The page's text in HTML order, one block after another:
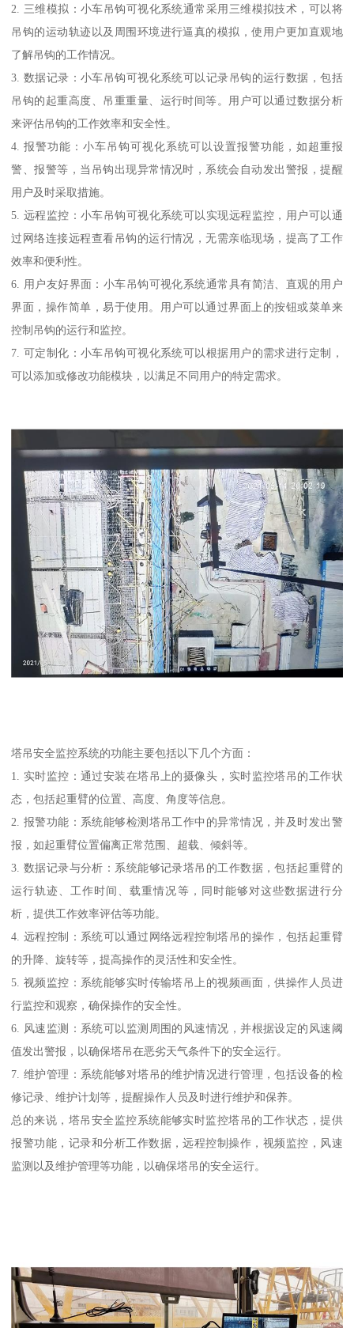
2. 三维模拟：小车吊钩可视化系统通常采用三维模拟技术，可以将
吊钩的运动轨迹以及周围环境进行逼真的模拟，使用户更加直观地
了解吊钩的工作情况。
3. 数据记录：小车吊钩可视化系统可以记录吊钩的运行数据，包括
吊钩的起重高度、吊重重量、运行时间等。用户可以通过数据分析
来评估吊钩的工作效率和安全性。
4. 报警功能：小车吊钩可视化系统可以设置报警功能，如超重报
警、报警等，当吊钩出现异常情况时，系统会自动发出警报，提醒
用户及时采取措施。
5. 远程监控：小车吊钩可视化系统可以实现远程监控，用户可以通
过网络连接远程查看吊钩的运行情况，无需亲临现场，提高了工作
效率和便利性。
6. 用户友好界面：小车吊钩可视化系统通常具有简洁、直观的用户
界面，操作简单，易于使用。用户可以通过界面上的按钮或菜单来
控制吊钩的运行和监控。
7. 可定制化：小车吊钩可视化系统可以根据用户的需求进行定制，
可以添加或修改功能模块，以满足不同用户的特定需求。
塔吊安全监控系统的功能主要包括以下几个方面：
1. 实时监控：通过安装在塔吊上的摄像头，实时监控塔吊的工作状
态，包括起重臂的位置、高度、角度等信息。
2. 报警功能：系统能够检测塔吊工作中的异常情况，并及时发出警
报，如起重臂位置偏离正常范围、超载、倾斜等。
3. 数据记录与分析：系统能够记录塔吊的工作数据，包括起重臂的
运行轨迹、工作时间、载重情况等，同时能够对这些数据进行分
析，提供工作效率评估等功能。
4. 远程控制：系统可以通过网络远程控制塔吊的操作，包括起重臂
的升降、旋转等，提高操作的灵活性和安全性。
5. 视频监控：系统能够实时传输塔吊上的视频画面，供操作人员进
行监控和观察，确保操作的安全性。
6. 风速监测：系统可以监测周围的风速情况，并根据设定的风速阈
值发出警报，以确保塔吊在恶劣天气条件下的安全运行。
7. 维护管理：系统能够对塔吊的维护情况进行管理，包括设备的检
修记录、维护计划等，提醒操作人员及时进行维护和保养。
总的来说，塔吊安全监控系统能够实时监控塔吊的工作状态，提供
报警功能，记录和分析工作数据，远程控制操作，视频监控，风速
监测以及维护管理等功能，以确保塔吊的安全运行。